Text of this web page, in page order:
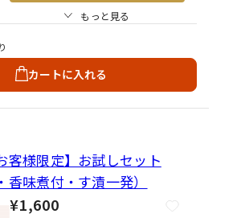
・お雑煮 あごだし1：水1
0～11
・煮物 あごだし1：水5
～7
もっと見る
カートに入れる
客様限定】お試しセット
香味煮付・す漬一発）
¥1,600